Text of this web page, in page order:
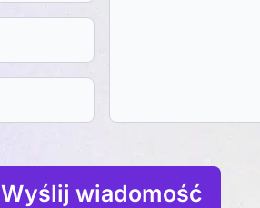
Wyślij wiadomość